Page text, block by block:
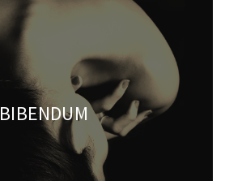
BIBENDUM